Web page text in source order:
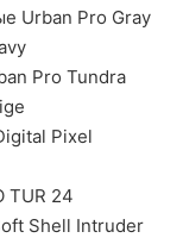
Urban Pro Gray
Pro Tundra
Pixel
TUR 24
Shell Intruder